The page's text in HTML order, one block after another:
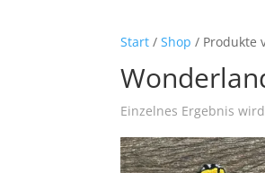
Start /Shop / Produkte
Einzelnes Ergebnis